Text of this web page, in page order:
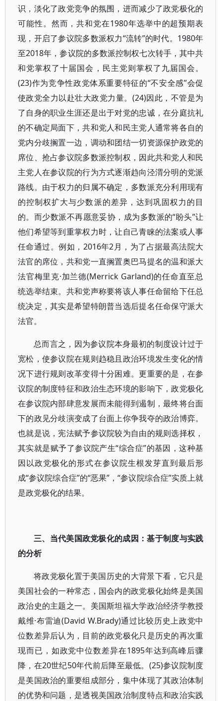
识，淡化了政党竞争的氛围，进而减少了政党极化的
可能性。然而，共和党在1980年选举中的超预期表
现，开启了参议院多数派权力“流转”的时代。1980年
至2018年，参议院的多数派控制权七次转手，其中共
和党掌权了十届国会，民主党则掌权了九届国会。
(23)作为竞争性政党体系重要特征的“不安全感”会促
使政党全力以赴壮大政党力量。(24)因此，不管是为
了自身的职业生涯还是出于对党的忠诚，在分庭抗礼
的不确定局面下，共和党人和民主党人通常将各自的
党内分歧搁置一边，调动和团结一切资源保护政党的
席位、抢占参议院多数派控制权，因此共和党人和民
主党人在参议院的行为方式逐渐趋向泾渭分明的党派
路线。由于权力的归属不确定，多数派充分利用现有
的控制权扩大与少数派的差异，达到巩固权力的目
的。而少数派不再愿意妥协，成为多数派的“盼头”让
他们希望等到重掌权力时，让自己青睐的法案或人事
任命通过。例如，2016年2月，为了占据最高法院大
法官的席位，共和党一直搁置奥巴马提名的温和派大
法官梅里克·加兰德(Merrick Garland)的任命直至总
统选举结束。共和党声称要将该人事任命留给下任总
统决定，其实是希望特朗普当选后提名任命保守派大
法官。
总而言之，因为参议院本身最初的制度设计过于
宽松，使参议院在规则趋稳且政治环境发生变化的情
况下进行规则改革变得十分困难。更重要的是，在参
议院的制度特征和政治生态环境的影响下，政党极化
在参议院内部肆意发展而未能得到遏制，最终将台面
下的政见分歧演变成了台面上你争我夺的政治博弈。
也就是说，宪法赋予参议院较为自由的规则选择权，
其实就是赋予了参议院产生“综合症”的基因，这种基
因以政党极化的形式在参议院生根发芽直到最后形
成“参议院综合症”的“恶果”，“参议院综合症”实质上就
是政党极化的结果。
三、当代美国政党极化的成因：基于制度与实践
的分析
将政党极化置于美国历史的大背景下看，它只是
美国社会的一种常态，国会内的政党极化始终是美国
政治史的主题之一。美国斯坦福大学政治经济学教授
戴维·布雷迪(David W.Brady)通过比较历史上政党中
位数差异后认为，目前的政党极化只是历史的再次重
现而已，如政党中位数差异在1895年达到高峰后骤
降，在20世纪50年代前后降至最低。(25)参议院制度
是美国政治的重要组成部分，集中体现了其政治体制
的优势和问题，是透视美国政治制度特点和政治实践